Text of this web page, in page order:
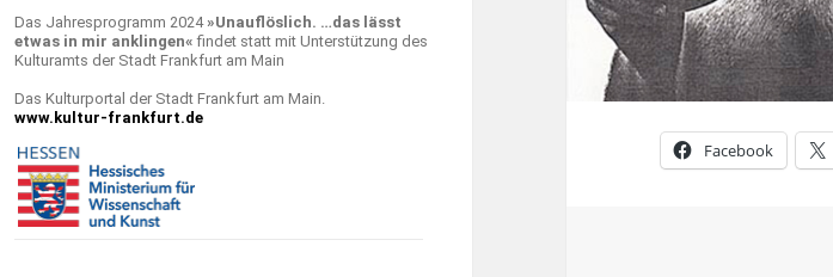
Das Jahresprogramm 2024»Unauflöslich. …das lässt
etwas in mir anklingen« findet statt mit Unterstützung des
Kulturamts der Stadt Frankfurt am Main
Das Kulturportal der Stadt Frankfurt am Main.
www.kultur-frankfurt.de
Facebook